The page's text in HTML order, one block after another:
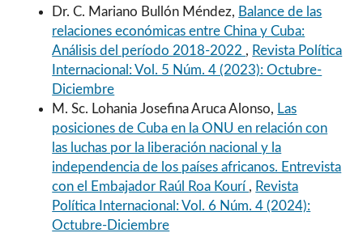
Dr. C. Mariano Bullón Méndez, Balance de las
relaciones económicas entre China y Cuba:
Análisis del período 2018-2022 , Revista Política
Internacional: Vol. 5 Núm. 4 (2023): Octubre-
Diciembre
M. Sc. Lohania Josefina Aruca Alonso, Las
posiciones de Cuba en la ONU en relación con
las luchas por la liberación nacional y la
independencia de los países africanos. Entrevista
con el Embajador Raúl Roa Kourí , Revista
Política Internacional: Vol. 6 Núm. 4 (2024):
Octubre-Diciembre